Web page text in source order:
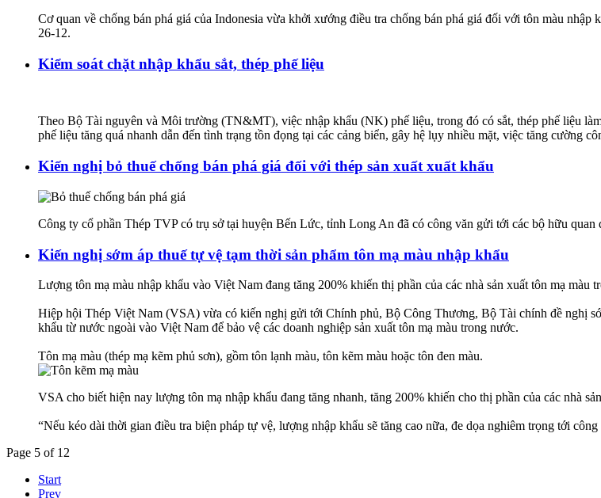
Cơ quan về chống bán phá giá của Indonesia vừa khởi xướng điều tra chống bán phá giá đối với tôn màu
26-12.
Kiểm soát chặt nhập khẩu sắt, thép phế liệu
Theo Bộ Tài nguyên và Môi trường (TN&MT), việc nhập khẩu (NK) phế liệu, trong đó có sắt, thép phế liệu
phế liệu tăng quá nhanh dẫn đến tình trạng tồn đọng tại các cảng biển, gây hệ lụy nhiều mặt, việc tăng cường
Kiến nghị bỏ thuế chống bán phá giá đối với thép sản xuất xuất khẩu
Công ty cổ phần Thép TVP có trụ sở tại huyện Bến Lức, tỉnh Long An đã có công văn gửi tới các bộ hữu
Kiến nghị sớm áp thuế tự vệ tạm thời sản phẩm tôn mạ màu nhập khẩu
Lượng tôn mạ màu nhập khẩu vào Việt Nam đang tăng 200% khiến thị phần của các nhà sản xuất tôn mạ màu
Hiệp hội Thép Việt Nam (VSA) vừa có kiến nghị gửi tới Chính phủ, Bộ Công Thương, Bộ Tài chính đề nghị
khẩu từ nước ngoài vào Việt Nam để bảo vệ các doanh nghiệp sản xuất tôn mạ màu trong nước.
Tôn mạ màu (thép mạ kẽm phủ sơn), gồm tôn lạnh màu, tôn kẽm màu hoặc tôn đen màu.
VSA cho biết hiện nay lượng tôn mạ nhập khẩu đang tăng nhanh, tăng 200% khiến cho thị phần của các nhà
“Nếu kéo dài thời gian điều tra biện pháp tự vệ, lượng nhập khẩu sẽ tăng cao nữa, đe dọa nghiêm trọng tới
Page 5 of 12
Start
Prev